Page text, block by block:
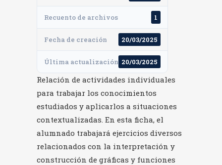
Recuento de archivos 1
Fecha de creación 20/03/2025
Última actualización 20/03/2025
Relación de actividades individuales
para trabajar los conocimientos
estudiados y aplicarlos a situaciones
contextualizadas. En esta ficha, el
alumnado trabajará ejercicios diversos
relacionados con la interpretación y
construcción de gráficas y funciones